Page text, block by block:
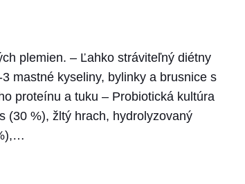
plemien. – Ľahko stráviteľný diétny
mastné kyseliny, bylinky a brusnice s
proteínu a tuku – Probiotická kultúra
(30 %), žltý hrach, hydrolyzovaný